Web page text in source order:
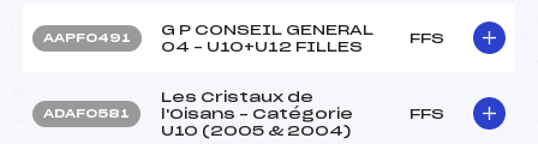
AAPF0491
G P CONSEIL GENERAL
04 – U10+U12 FILLES
FFS
ADAF0581
Les Cristaux de
l'Oisans – Catégorie
U10 (2005 & 2004)
FFS